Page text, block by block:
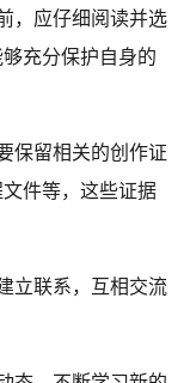
，应仔细阅读并选
充分保护自身的
保留相关的创作证
件等，这些证据
立联系，互相交流